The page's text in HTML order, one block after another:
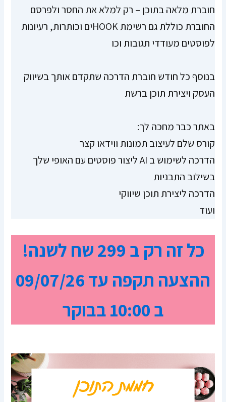
חוברת מלאה בתוכן – רק למלא את החסר ולפרסם
החוברת כוללת גם רשימת HOOKים וכותרות, רעיונות
לפוסטים מעודדי תגובות וכו
בנוסף כל חודש חוברת הדרכה שתקדם אותך בשיווק
העסק ויצירת תוכן ברשת
באתר כבר מחכה לך:
קורס שלם לעיצוב תמונות ווידאו קצר
הדרכה לשימוש ב AI ליצור פוסטים עם האופי שלך
בשילוב התבניות
הדרכה ליצירת תוכן שיווקי
ועוד
כל זה רק ב 299 שח לשנה!
ההצעה תקפה עד 09/07/26
ב 10:00 בבוקר